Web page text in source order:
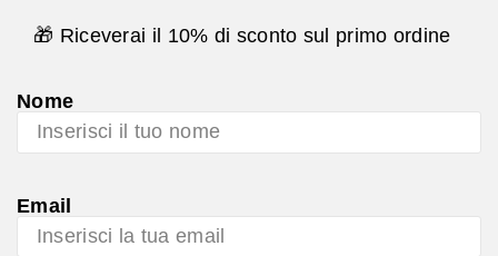
🎁 Riceverai il 10% di sconto sul primo ordine
Nome
Email